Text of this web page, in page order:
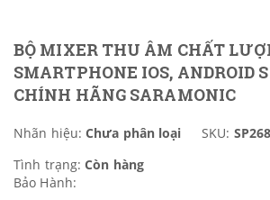
BỘ MIXER THU ÂM CHẤT
SMARTPHONE IOS, ANDROID
CHÍNH HÃNG SARAMONIC
Nhãn hiệu: Chưa phân loại SKU:
Tình trạng: Còn hàng
Bảo Hành: